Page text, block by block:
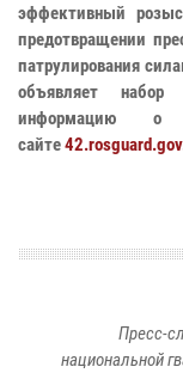
эффективный
предотвращении
патрулирования
объявляет набор
информацию о
сайте
Пресс-
национальной